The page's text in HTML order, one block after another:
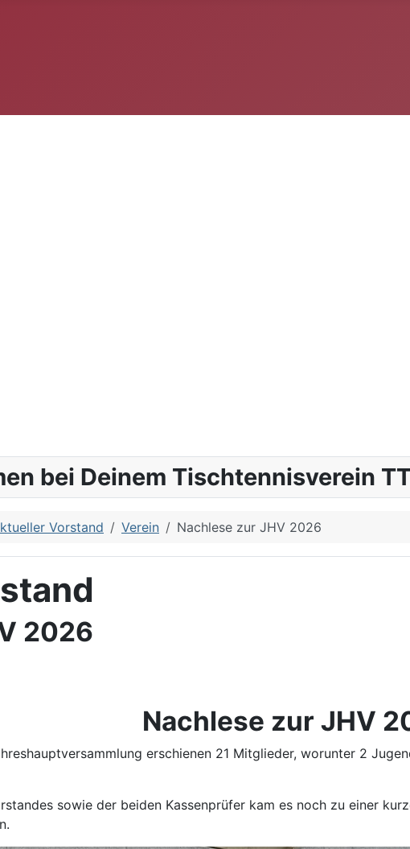
bei Deinem Tischtennisverein
Vorstand Verein Nachlese zur JHV 2026
2026
Nachlese zur JHV
erschienen 21 Mitglieder, worunter 2
sowie der beiden Kassenprüfer kam es noch zu einer